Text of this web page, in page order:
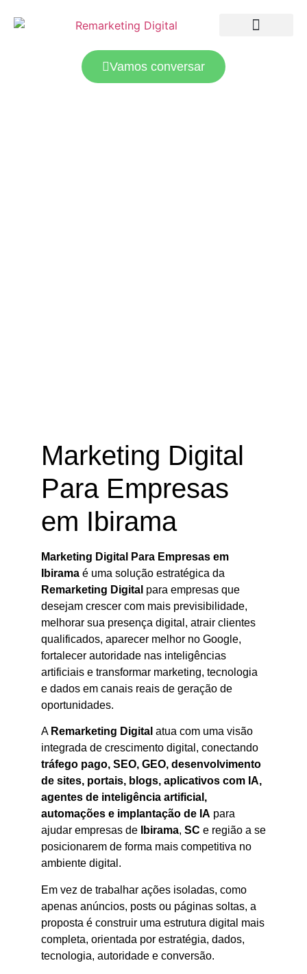
Vamos conversar
Marketing Digital
Para Empresas
em Ibirama
Marketing Digital Para Empresas em
Ibirama é uma solução estratégica da
Remarketing Digital para empresas que
desejam crescer com mais previsibilidade,
melhorar sua presença digital, atrair clientes
qualificados, aparecer melhor no Google,
fortalecer autoridade nas inteligências
artificiais e transformar marketing, tecnologia
e dados em canais reais de geração de
oportunidades.
A Remarketing Digital atua com uma visão
integrada de crescimento digital, conectando
tráfego pago, SEO, GEO, desenvolvimento
de sites, portais, blogs, aplicativos com IA,
agentes de inteligência artificial,
automações e implantação de IA para
ajudar empresas de
Ibirama, SC e região a se
posicionarem de forma mais competitiva no
ambiente digital.
Em vez de trabalhar ações isoladas, como
apenas anúncios, posts ou páginas soltas, a
proposta é construir uma estrutura digital mais
completa, orientada por estratégia, dados,
tecnologia, autoridade e conversão.